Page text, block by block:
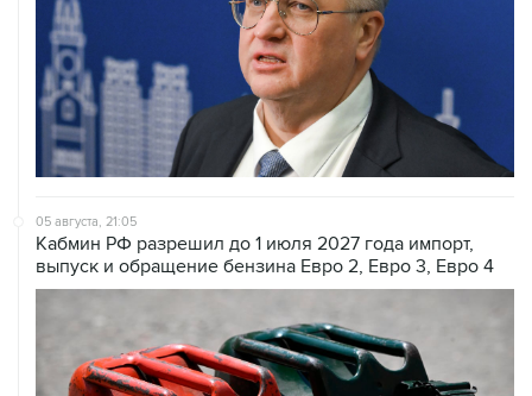
05 августа, 21:05
Кабмин РФ разрешил до 1 июля 2027 года импорт,
выпуск и обращение бензина Евро 2, Евро 3, Евро 4